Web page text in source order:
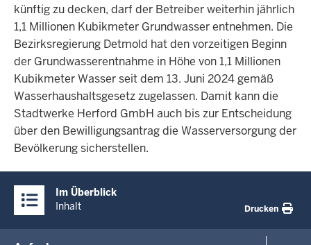
künftig zu decken, darf der Betreiber weiterhin jährlich
1,1 Millionen Kubikmeter Grundwasser entnehmen. Die
Bezirksregierung Detmold hat den vorzeitigen Beginn
der Grundwasserentnahme in Höhe von 1,1 Millionen
Kubikmeter Wasser seit dem 13. Juni 2024 gemäß
Wasserhaushaltsgesetz zugelassen. Damit kann die
Stadtwerke Herford GmbH auch bis zur Entscheidung
über den Bewilligungsantrag die Wasserversorgung der
Bevölkerung sicherstellen.
Inhalte
Im Überblick
Inhalt
Drucken